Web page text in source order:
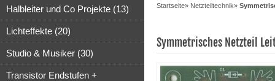
Halbleiter und Co Projekte (13)
Lichteffekte (20)
Studio & Musiker (30)
Transistor Endstufen +
Startseite» Netzteiltechnik»
Symmetrisches Netzteil